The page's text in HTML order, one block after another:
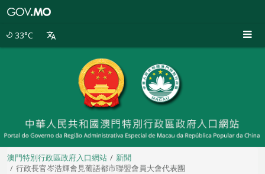
33°C
澳門特別行政區政府入口網站
新聞
行政長官岑浩輝會見葡語都市聯盟會員大會代表團